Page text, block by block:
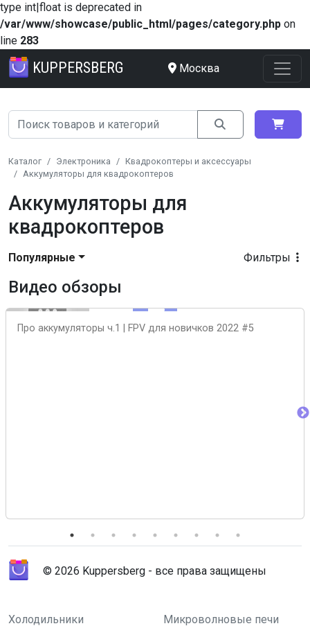
type int|float is deprecated in
/var/www/showcase/public_html/pages/category.php on
line 283
KUPPERSBERG Москва
Каталог Электроника
Квадрокоптеры и аксессуары
Аккумуляторы для квадрокоптеров
Аккумуляторы для
квадрокоптеров
Фильтры
Популярные
Видео обзоры
Про аккумуляторы ч.1 | FPV для новичков 2022 #5
© 2026 Kuppersberg - все права защищены
Холодильники Микроволновые печи